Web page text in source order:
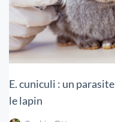
E. cuniculi : un
le lapin